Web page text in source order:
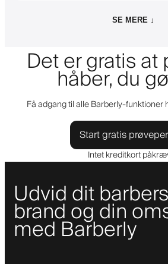
SE MERE ↓
Det er gratis at
håber, du
Få adgang til alle Barberly-funktioner
Start gratis
Intet kreditkort
Udvid dit
brand og din
med Barberly